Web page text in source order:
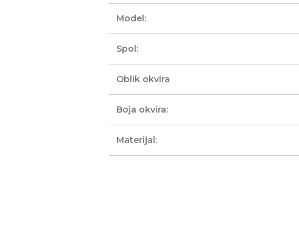
Model:
Spol:
Oblik okvira
Boja okvira:
Materijal: